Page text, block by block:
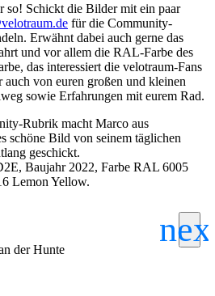
so! Schickt die Bilder mit ein paar
für die Community-
Erwähnt dabei auch gerne das
und vor allem die RAL-Farbe des
das interessiert die velotraum-Fans
auch von euren großen und kleinen
sowie Erfahrungen mit eurem Rad.
Rubrik macht Marco aus
schöne Bild von seinem täglichen
geschickt.
Baujahr 2022, Farbe RAL 6005
Lemon Yellow.
der Hunte